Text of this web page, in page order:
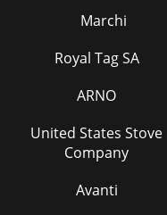
Marchi
Royal Tag SA
ARNO
United States Stove
Company
Avanti